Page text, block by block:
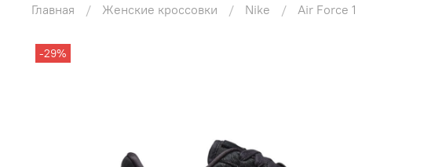
Главная
Женские кроссовки Nike Air Force 1
-29%